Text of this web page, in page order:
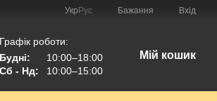
Укр Рус Бажання Вхід
Графік роботи:
Будні:
10:00–18:00
Сб - Нд:
10:00–15:00
Мій кошик